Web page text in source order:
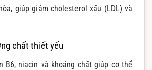
giúp giảm cholesterol xấu (LDL) và
chất thiết yếu
B6, niacin và khoáng chất giúp cơ thể